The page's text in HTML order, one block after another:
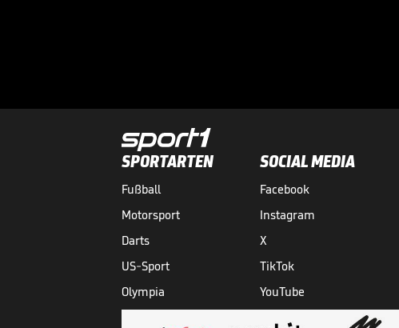
SPORTARTEN
Fußball
Motorsport
Darts
US-Sport
Olympia
SOCIAL MEDIA
Facebook
Instagram
X
TikTok
YouTube